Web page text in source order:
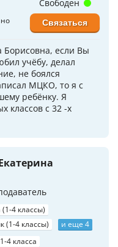
Борисовна, если Вы
учёбу, делал
не боялся
МЦКО, то я с
ребёнку. Я
классов с 32 -х
Свободен
Связаться
4 классы)
(1-4 классы)
и еще 4
4 класса